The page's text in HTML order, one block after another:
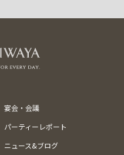
宴会・会議
パーティーレポート
ニュース&ブログ